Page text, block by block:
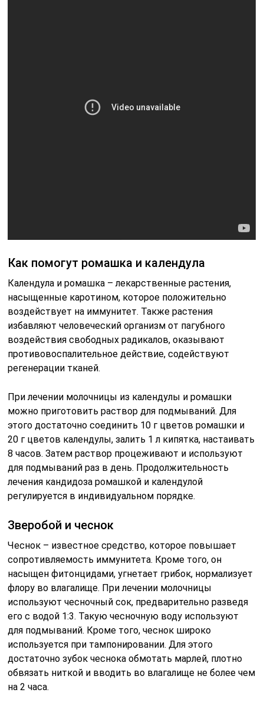
Как помогут ромашка и календула
Календула и ромашка – лекарственные растения,
насыщенные каротином, которое положительно
воздействует на иммунитет. Также растения
избавляют человеческий организм от пагубного
воздействия свободных радикалов, оказывают
противовоспалительное действие, содействуют
регенерации тканей.
При лечении молочницы из календулы и ромашки
можно приготовить раствор для подмываний. Для
этого достаточно соединить 10 г цветов ромашки и
20 г цветов календулы, залить 1 л кипятка, настаивать
8 часов. Затем раствор процеживают и используют
для подмываний раз в день. Продолжительность
лечения кандидоза ромашкой и календулой
регулируется в индивидуальном порядке.
Зверобой и чеснок
Чеснок – известное средство, которое повышает
сопротивляемость иммунитета. Кроме того, он
насыщен фитонцидами, угнетает грибок, нормализует
флору во влагалище. При лечении молочницы
используют чесночный сок, предварительно разведя
его с водой 1:3. Такую чесночную воду используют
для подмываний. Кроме того, чеснок широко
используется при тампонировании. Для этого
достаточно зубок чеснока обмотать марлей, плотно
обвязать ниткой и вводить во влагалище не более чем
на 2 часа.